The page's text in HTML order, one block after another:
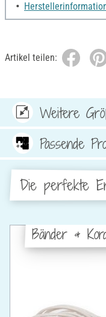
Artikel teilen:
Weitere
Passende
Die perfekte
Bänder &